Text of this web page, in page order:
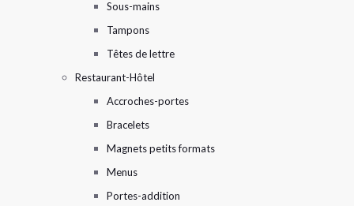
Sous-mains
Tampons
Têtes de lettre
Restaurant-Hôtel
Accroches-portes
Bracelets
Magnets petits formats
Menus
Portes-addition